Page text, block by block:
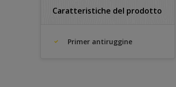
Caratteristiche del prodotto
Primer antiruggine